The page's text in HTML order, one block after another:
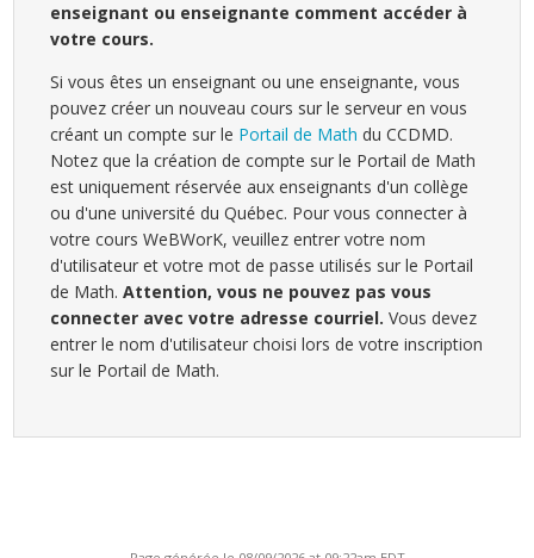
enseignant ou enseignante comment accéder à
votre cours.
Si vous êtes un enseignant ou une enseignante, vous
pouvez créer un nouveau cours sur le serveur en vous
créant un compte sur le Portail de Math du CCDMD.
Notez que la création de compte sur le Portail de Math
est uniquement réservée aux enseignants d'un collège
ou d'une université du Québec. Pour vous connecter à
votre cours WeBWorK, veuillez entrer votre nom
d'utilisateur et votre mot de passe utilisés sur le Portail
de Math.Attention, vous ne pouvez pas vous
connecter avec votre adresse courriel. Vous devez
entrer le nom d'utilisateur choisi lors de votre inscription
sur le Portail de Math.